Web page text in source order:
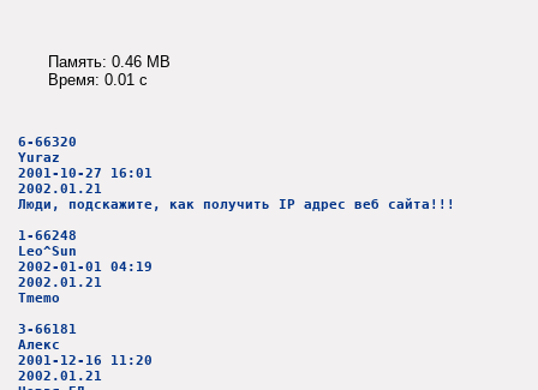
Память: 0.46 MB
Время: 0.01 c
6-66320
Yuraz
2001-10-27 16:01
2002.01.21
Люди, подскажите, как получить IP адрес веб сайта!!!
1-66248
Leo^Sun
2002-01-01 04:19
2002.01.21
Tmemo
3-66181
Алекс
2001-12-16 11:20
2002.01.21